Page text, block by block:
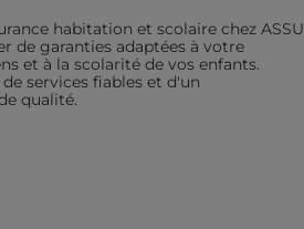
habitation et scolaire chez ASSU
de garanties adaptées à votre
et à la scolarité de vos enfants.
services fiables et d'un
qualité.